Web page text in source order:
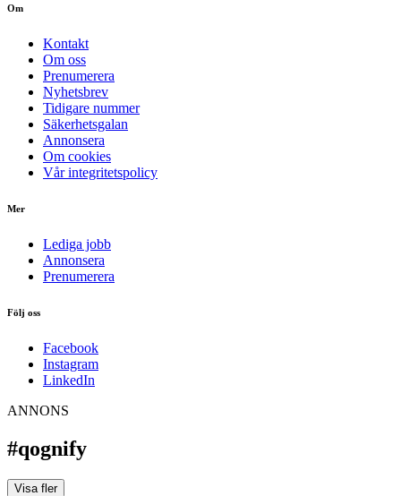
Om
Kontakt
Om oss
Prenumerera
Nyhetsbrev
Tidigare nummer
Säkerhetsgalan
Annonsera
Om cookies
Vår integritetspolicy
Mer
Lediga jobb
Annonsera
Prenumerera
Följ oss
Facebook
Instagram
LinkedIn
ANNONS
#qognify
Visa fler